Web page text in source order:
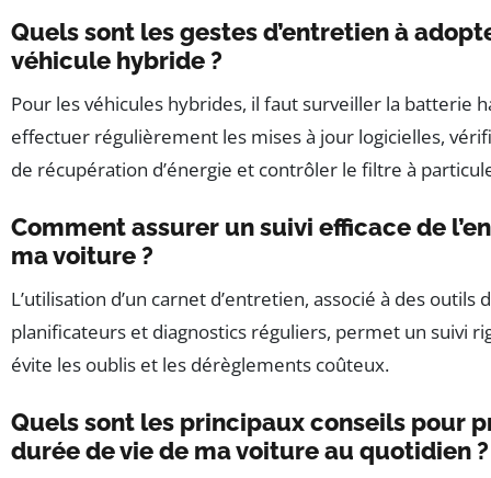
Quels sont les gestes d’entretien à
véhicule hybride ?
Pour les véhicules hybrides, il faut surveiller la batterie
effectuer régulièrement les mises à jour logicielles,
de récupération d’énergie et contrôler le filtre à
Comment assurer un suivi efficace de
ma voiture ?
L’utilisation d’un carnet d’entretien, associé à des outils
planificateurs et diagnostics réguliers, permet un suivi
évite les oublis et les dérèglements coûteux.
Quels sont les principaux conseils pour
durée de vie de ma voiture au quotidien ?